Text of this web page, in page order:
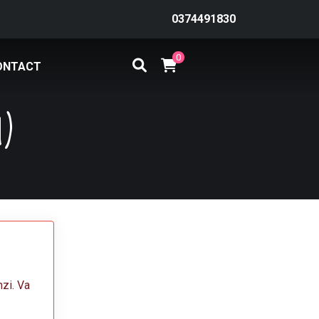
0374491830
0
Va